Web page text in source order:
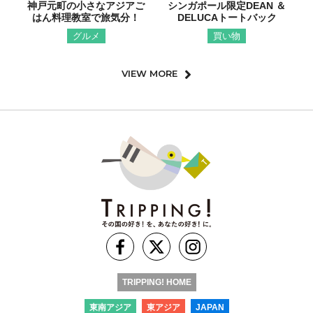
神戸元町の小さなアジアご
はん料理教室で旅気分！
グルメ
シンガポール限定DEAN ＆
DELUCAトートバック
買い物
VIEW MORE
TRIPPING! HOME
東南アジア 東アジア JAPAN